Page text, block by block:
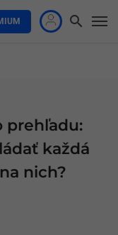
prehľadu:
každá
nich?